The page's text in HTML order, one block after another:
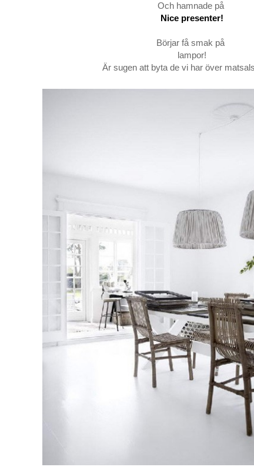
Och hamnade på
Nice presenter!
Börjar få smak på
lampor!
Är sugen att byta de vi har över